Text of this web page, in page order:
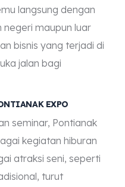
langsung dengan
negeri maupun luar
bisnis yang terjadi di
jalan bagi
EXPO
seminar, Pontianak
kegiatan hiburan
atraksi seni, seperti
turut